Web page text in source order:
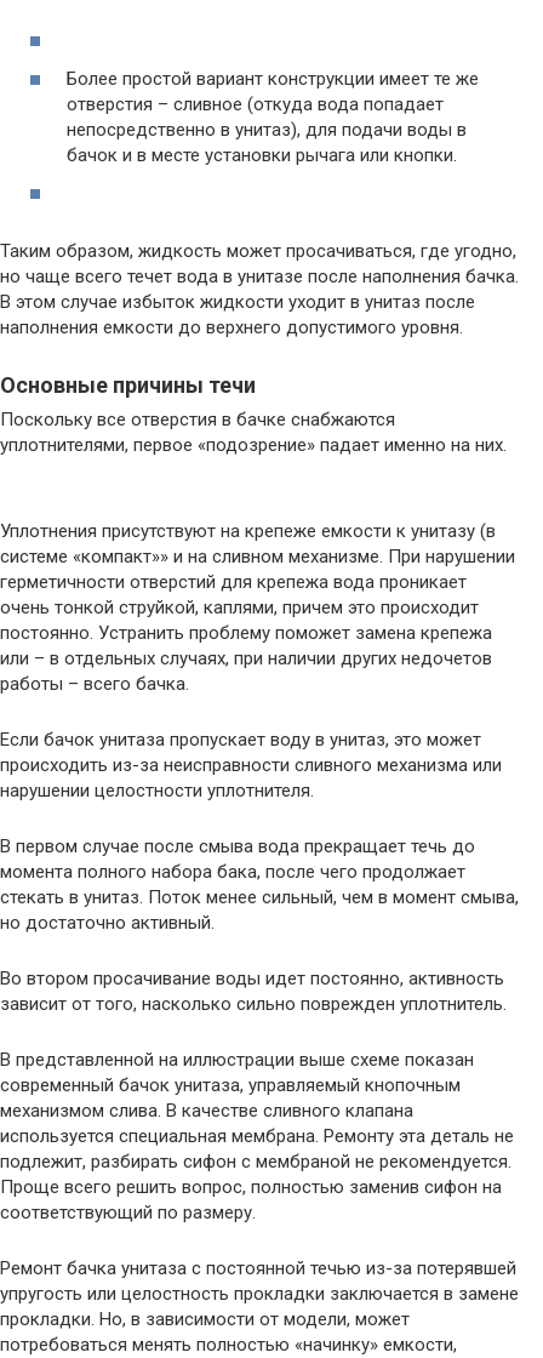
Более простой вариант конструкции имеет те же
отверстия – сливное (откуда вода попадает
непосредственно в унитаз), для подачи воды в
бачок и в месте установки рычага или кнопки.
Таким образом, жидкость может просачиваться, где угодно,
но чаще всего течет вода в унитазе после наполнения бачка.
В этом случае избыток жидкости уходит в унитаз после
наполнения емкости до верхнего допустимого уровня.
Основные причины течи
Поскольку все отверстия в бачке снабжаются
уплотнителями, первое «подозрение» падает именно на них.
Уплотнения присутствуют на крепеже емкости к унитазу (в
системе «компакт»» и на сливном механизме. При нарушении
герметичности отверстий для крепежа вода проникает
очень тонкой струйкой, каплями, причем это происходит
постоянно. Устранить проблему поможет замена крепежа
или – в отдельных случаях, при наличии других недочетов
работы – всего бачка.
Если бачок унитаза пропускает воду в унитаз, это может
происходить из-за неисправности сливного механизма или
нарушении целостности уплотнителя.
В первом случае после смыва вода прекращает течь до
момента полного набора бака, после чего продолжает
стекать в унитаз. Поток менее сильный, чем в момент смыва,
но достаточно активный.
Во втором просачивание воды идет постоянно, активность
зависит от того, насколько сильно поврежден уплотнитель.
В представленной на иллюстрации выше схеме показан
современный бачок унитаза, управляемый кнопочным
механизмом слива. В качестве сливного клапана
используется специальная мембрана. Ремонту эта деталь не
подлежит, разбирать сифон с мембраной не рекомендуется.
Проще всего решить вопрос, полностью заменив сифон на
соответствующий по размеру.
Ремонт бачка унитаза с постоянной течью из-за потерявшей
упругость или целостность прокладки заключается в замене
прокладки. Но, в зависимости от модели, может
потребоваться менять полностью «начинку» емкости,